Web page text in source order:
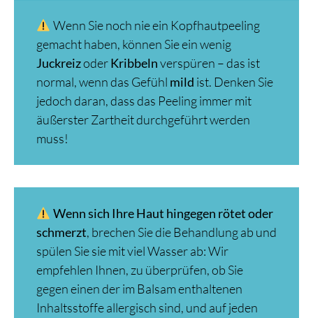
Wenn Sie noch nie ein Kopfhautpeeling
gemacht haben, können Sie ein wenig
JuckreizoderKribbelnverspüren – das ist
normal, wenn das Gefühl mild ist. Denken Sie
jedoch daran, dass das Peeling immer mit
äußerster Zartheit durchgeführt werden
muss!
Wenn sich Ihre Haut hingegen rötet oder
schmerzt, brechen Sie die Behandlung ab und
spülen Sie sie mit viel Wasser ab: Wir
empfehlen Ihnen, zu überprüfen, ob Sie
gegen einen der im Balsam enthaltenen
Inhaltsstoffe allergisch sind, und auf jeden